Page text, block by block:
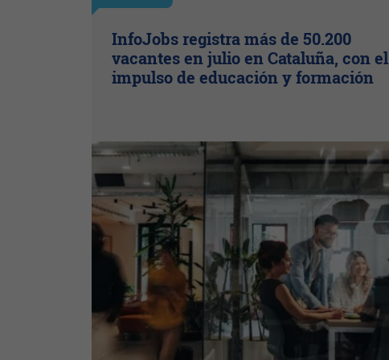
InfoJobs registra más de 50.200
vacantes en julio en Cataluña, con el
impulso de educación y formación